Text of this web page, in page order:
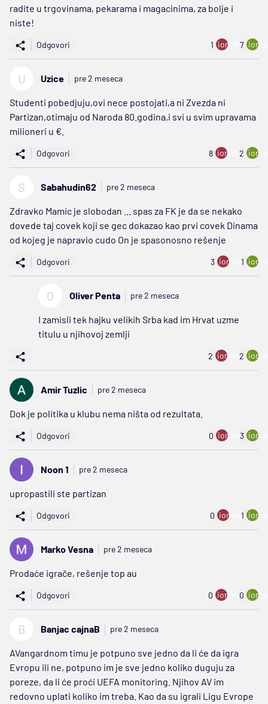
radite u trgovinama, pekarama i magacinima, za bolje i
niste!
Odgovori 1 ion:minus
7
U Uzice pre 2 meseca
Studenti pobedjuju,ovi nece postojati,a ni Zvezda ni
Partizan,otimaju od Naroda 80.godina,i svi u svim upravama
milioneri u €.
Odgovori 8 ion:minus
2
S Sabahudin62 pre 2 meseca
Zdravko Mamic je slobodan ... spas za FK je da se nekako
dovede taj covek koji se gec dokazao kao prvi covek Dinama
od kojeg je napravio cudo On je spasonosno rešenje
Odgovori 3 ion:minus
1
O Oliver Penta pre 2 meseca
I zamisli tek hajku velikih Srba kad im Hrvat uzme
titulu u njihovoj zemlji
2 ion:minus
2
Amir Tuzlic pre 2 meseca
Dok je politika u klubu nema ništa od rezultata.
Odgovori 0 ion:minus
3
Noon 1 pre 2 meseca
upropastili ste partizan
Odgovori 0 ion:minus
1
Marko Vesna pre 2 meseca
Prodaće igrače, rešenje top au
Odgovori 0 ion:minus
0
B Banjac cajnaB pre 2 meseca
AVangardnom timu je potpuno sve jedno da li će da igra
Evropu ili ne, potpuno im je sve jedno koliko duguju za
poreze, da li će proći UEFA monitoring. Njihov AV im
redovno uplati koliko im treba. Kao da su igrali Ligu Evrope